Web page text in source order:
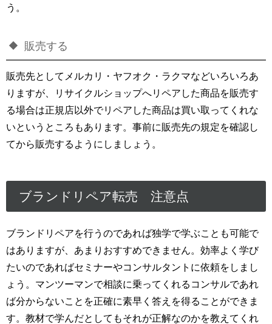
う。
販売する
販売先としてメルカリ・ヤフオク・ラクマなどいろいろあ
りますが、リサイクルショップへリペアした商品を販売す
る場合は正規店以外でリペアした商品は買い取ってくれな
いというところもあります。事前に販売先の規定を確認し
てから販売するようにしましょう。
ブランドリペア転売 注意点
ブランドリペアを行うのであれば独学で学ぶことも可能で
はありますが、あまりおすすめできません。効率よく学び
たいのであればセミナーやコンサルタントに依頼をしまし
ょう。マンツーマンで相談に乗ってくれるコンサルであれ
ば分からないことを正確に素早く答えを得ることができま
す。教材で学んだとしてもそれが正解なのかを教えてくれ